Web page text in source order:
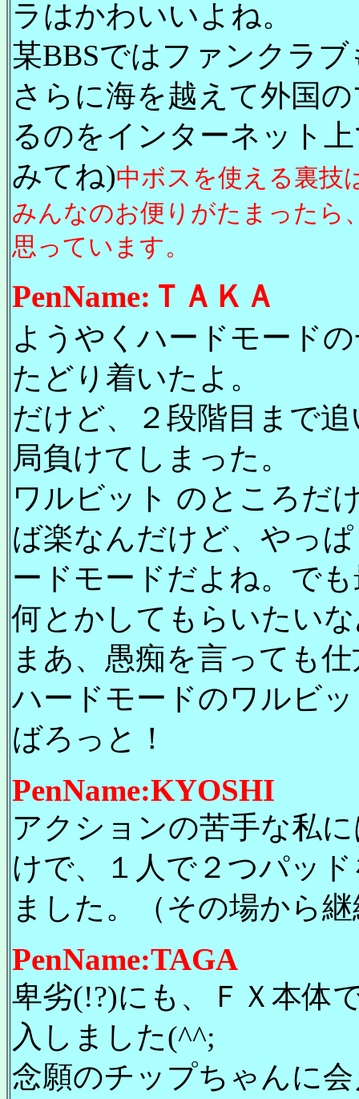
ラはかわいいよね。
某BBSではファンクラ
さらに海を越えて外国
るのをインターネット
みてね)中ボスを使える裏技
みんなのお便りがたまったら
思っています。
PenName:ＴＡＫＡ
ようやくハードモード
たどり着いたよ。
だけど、２段階目まで
局負けてしまった。
ワルビット のところだ
ば楽なんだけど、やっ
ードモードだよね。で
何とかしてもらいたい
まあ、愚痴を言っても
ハードモードのワルビ
ばろっと！
PenName:KYOSHI
アクションの苦手な私
けで、１人で２つパッ
ました。（その場から
PenName:TAGA
卑劣(!?)にも、ＦＸ本体
入しました(^^;
念願のチップちゃんに